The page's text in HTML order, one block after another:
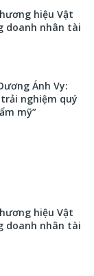
hiệu Vật
doanh nhân tài
Ánh Vy:
nghiệm quý
mỹ”
hiệu Vật
doanh nhân tài